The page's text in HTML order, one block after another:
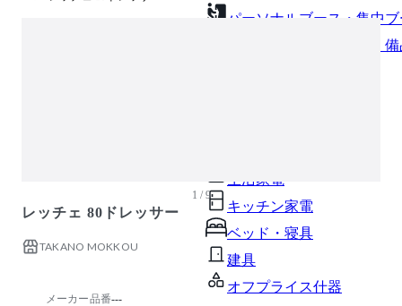
パーソナルブース・集中
オフィスアクセサリー・
生活家電
キッチン家電
ベッド・寝具
建具
オフプライス什器
1 / 9
レッチェ 80ドレッサー
TAKANO MOKKOU
メーカー品番---